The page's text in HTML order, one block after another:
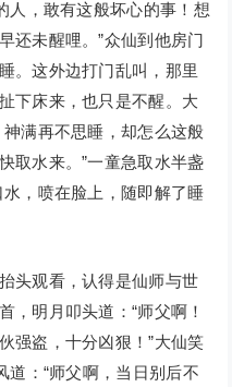
人，敢有这般坏心的事！想
还未醒哩。”众仙到他房门
。这外边打门乱叫，那里
下床来，也只是不醒。大
满再不思睡，却怎么这般
取水来。”一童急取水半盏
，喷在脸上，随即解了睡
观看，认得是仙师与世
，明月叩头道：“师父啊！
强盗，十分凶狠！”大仙笑
道：“师父啊，当日别后不